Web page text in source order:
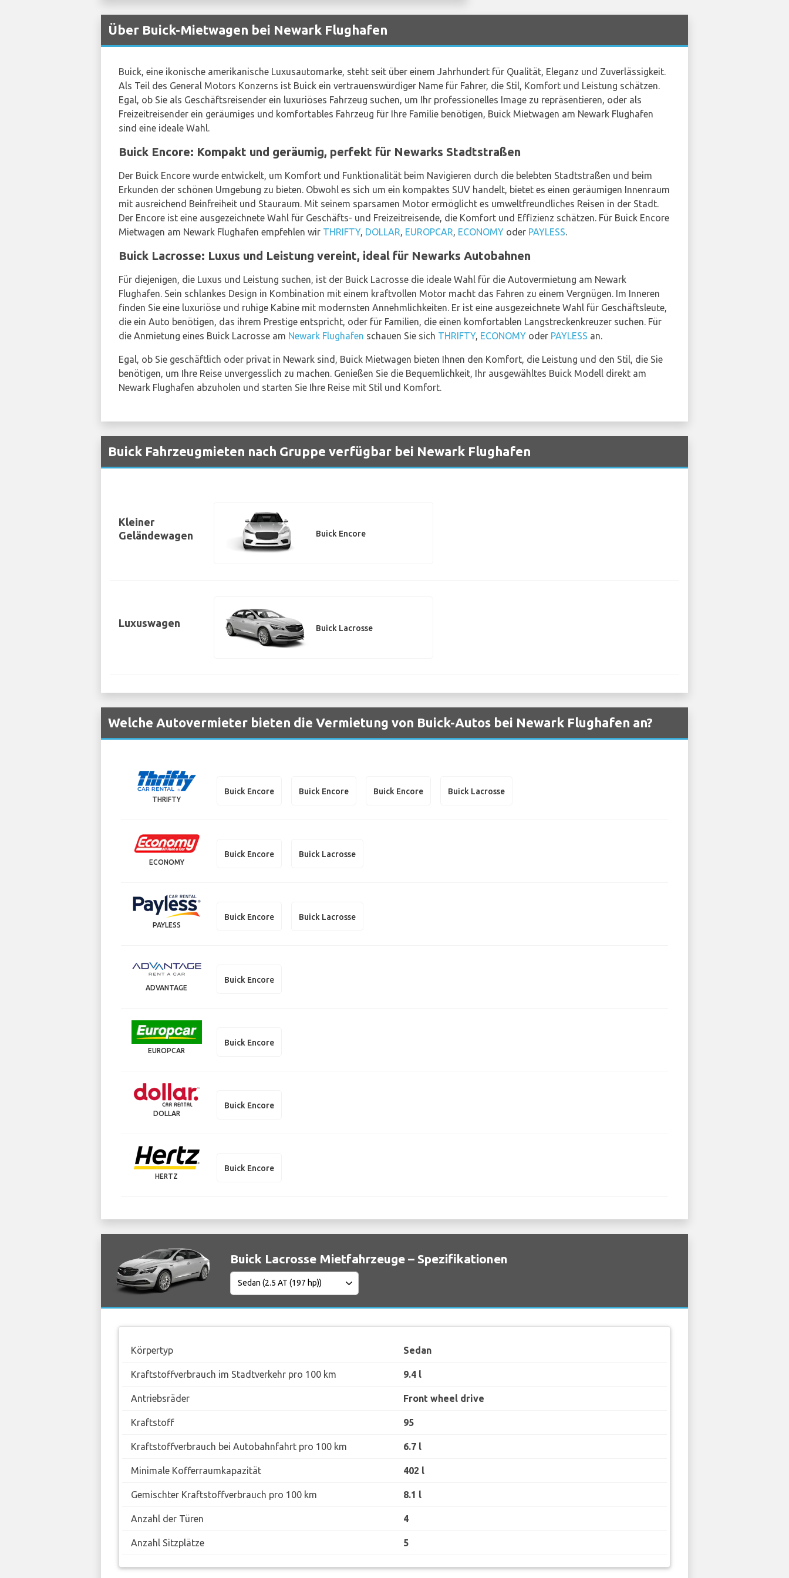
Über Buick-Mietwagen bei Newark Flughafen
Buick, eine ikonische amerikanische Luxusautomarke, steht seit über einem Jahrhundert für Qualität, Eleganz und Zuverlässigkeit.
Als Teil des General Motors Konzerns ist Buick ein vertrauenswürdiger Name für Fahrer, die Stil, Komfort und Leistung schätzen.
Egal, ob Sie als Geschäftsreisender ein luxuriöses Fahrzeug suchen, um Ihr professionelles Image zu repräsentieren, oder als
Freizeitreisender ein geräumiges und komfortables Fahrzeug für Ihre Familie benötigen, Buick Mietwagen am Newark Flughafen
sind eine ideale Wahl.
Buick Encore: Kompakt und geräumig, perfekt für Newarks Stadtstraßen
Der Buick Encore wurde entwickelt, um Komfort und Funktionalität beim Navigieren durch die belebten Stadtstraßen und beim
Erkunden der schönen Umgebung zu bieten. Obwohl es sich um ein kompaktes SUV handelt, bietet es einen geräumigen Innenraum
mit ausreichend Beinfreiheit und Stauraum. Mit seinem sparsamen Motor ermöglicht es umweltfreundliches Reisen in der Stadt.
Der Encore ist eine ausgezeichnete Wahl für Geschäfts- und Freizeitreisende, die Komfort und Effizienz schätzen. Für Buick Encore
Mietwagen am Newark Flughafen empfehlen wir THRIFTY, DOLLAR, EUROPCAR, ECONOMY oder PAYLESS.
Buick Lacrosse: Luxus und Leistung vereint, ideal für Newarks Autobahnen
Für diejenigen, die Luxus und Leistung suchen, ist der Buick Lacrosse die ideale Wahl für die Autovermietung am Newark
Flughafen. Sein schlankes Design in Kombination mit einem kraftvollen Motor macht das Fahren zu einem Vergnügen. Im Inneren
finden Sie eine luxuriöse und ruhige Kabine mit modernsten Annehmlichkeiten. Er ist eine ausgezeichnete Wahl für Geschäftsleute,
die ein Auto benötigen, das ihrem Prestige entspricht, oder für Familien, die einen komfortablen Langstreckenkreuzer suchen. Für
die Anmietung eines Buick Lacrosse am Newark Flughafen schauen Sie sich THRIFTY, ECONOMY oder PAYLESS an.
Egal, ob Sie geschäftlich oder privat in Newark sind, Buick Mietwagen bieten Ihnen den Komfort, die Leistung und den Stil, die Sie
benötigen, um Ihre Reise unvergesslich zu machen. Genießen Sie die Bequemlichkeit, Ihr ausgewähltes Buick Modell direkt am
Newark Flughafen abzuholen und starten Sie Ihre Reise mit Stil und Komfort.
Buick Fahrzeugmieten nach Gruppe verfügbar bei Newark Flughafen
Kleiner
Geländewagen
Buick Encore
Luxuswagen Buick Lacrosse
Welche Autovermieter bieten die Vermietung von Buick-Autos bei Newark Flughafen an?
THRIFTY
Buick Encore Buick Encore Buick Encore Buick Lacrosse
ECONOMY
Buick Encore Buick Lacrosse
PAYLESS
Buick Encore Buick Lacrosse
ADVANTAGE
Buick Encore
EUROPCAR
Buick Encore
DOLLAR
Buick Encore
HERTZ
Buick Encore
Buick Lacrosse Mietfahrzeuge – Spezifikationen
Körpertyp Sedan
Kraftstoffverbrauch im Stadtverkehr pro 100 km 9.4 l
Antriebsräder Front wheel drive
Kraftstoff 95
Kraftstoffverbrauch bei Autobahnfahrt pro 100 km 6.7 l
Minimale Kofferraumkapazität 402 l
Gemischter Kraftstoffverbrauch pro 100 km 8.1 l
Anzahl der Türen 4
Anzahl Sitzplätze 5